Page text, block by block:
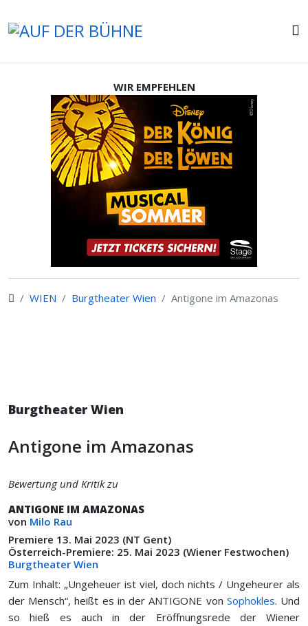
WIR EMPFEHLEN
WIEN Burgtheater Wien Antigone im Amazonas
Burgtheater Wien
Antigone im Amazonas
Bewertung und Kritik zu
ANTIGONE IM AMAZONAS
von Milo Rau
Premiere 13. Mai 2023 (NT Gent)
Österreich-Premiere: 25. Mai 2023 (Wiener Festwochen)
Burgtheater Wien
Zum Inhalt: „Ungeheuer ist viel, doch nichts / Ungeheurer als
der Mensch“, heißt es in der ANTIGONE von Sophokles. Und
so hieß es auch in der Eröffnungsrede der Wiener